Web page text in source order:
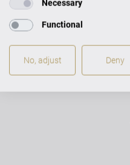
Necessary
Functional
No, adjust Deny